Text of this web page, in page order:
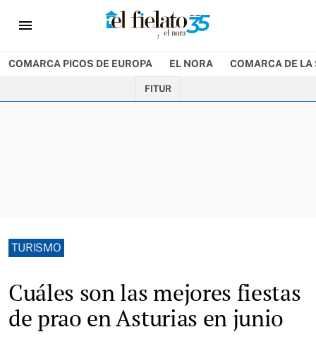
menu
COMARCA PICOS DE EUROPA EL NORA COMARCA DE LA
FITUR
TURISMO
Cuáles son las mejores fiestas
de prao en Asturias en junio